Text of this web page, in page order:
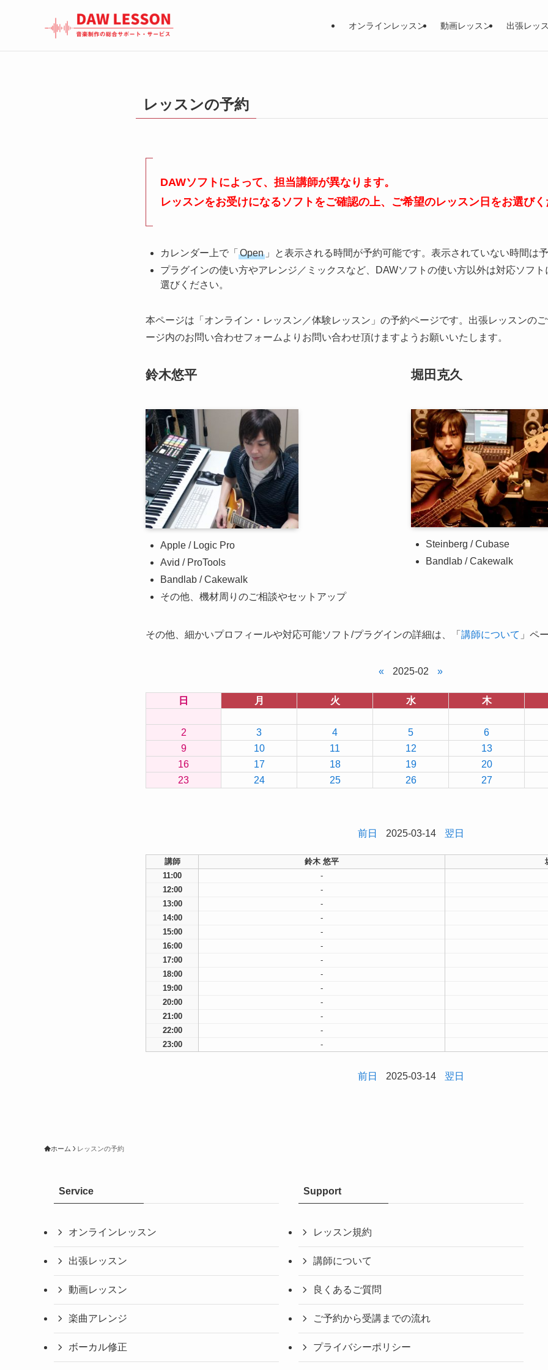
オンラインレッスン 動画レッスン 出張レッ
レッスンの予約
DAWソフトによって、担当講師が異なります。
レッスンをお受けになるソフトをご確認の上、ご希望のレッスン日をお選びく
カレンダー上で「 Open 」と表示される時間が予約可能です。表示されていない時間は
プラグインの使い方やアレンジ／ミックスなど、DAWソフトの使い方以外は対応ソフ
選びください。
本ページは「オンライン・レッスン／体験レッスン」の予約ページです。出張レッスンのご
ージ内のお問い合わせフォームよりお問い合わせ頂けますようお願いいたします。
鈴木悠平
Apple / Logic Pro
Avid / ProTools
Bandlab / Cakewalk
その他、機材周りのご相談やセットアップ
堀田克久
Steinberg / Cubase
Bandlab / Cakewalk
その他、細かいプロフィールや対応可能ソフト/プラグインの詳細は、「 講師について 」ペ
« 2025-02 »
日 月 火 水 木
2
3 4 5 6
9
10 11 12 13
16
17 18 19 20
23
24 25 26 27
前日 2025-03-14 翌日
講師 鈴木 悠平
11:00
-
12:00
-
13:00
-
14:00
-
15:00
-
16:00
-
17:00
-
18:00
-
19:00
-
20:00
-
21:00
-
22:00
-
23:00
-
前日 2025-03-14 翌日
ホーム レッスンの予約
Service
オンラインレッスン
出張レッスン
動画レッスン
楽曲アレンジ
ボーカル修正
Support
レッスン規約
講師について
良くあるご質問
ご予約から受講までの流れ
プライバシーポリシー